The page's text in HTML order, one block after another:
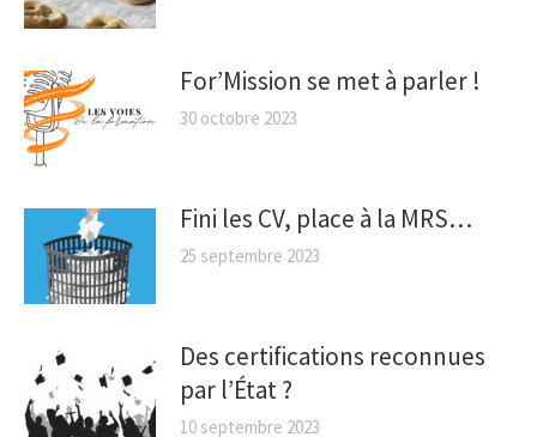
For’Mission se met à parler !
30 octobre 2023
Fini les CV, place à la MRS…
25 septembre 2023
Des certifications reconnues
par l’État ?
10 septembre 2023